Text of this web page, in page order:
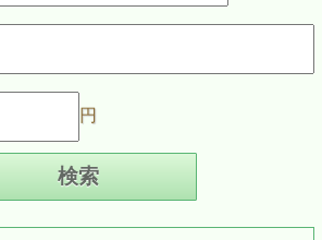
円